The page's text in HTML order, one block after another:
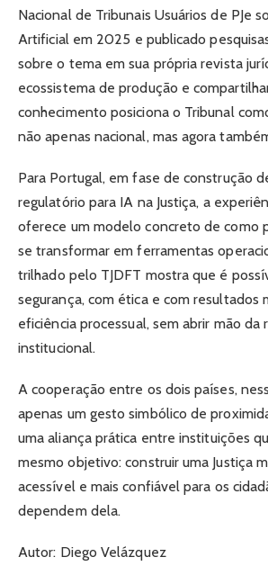
Nacional de Tribunais Usuários de PJe
Artificial em 2025 e publicado
sobre o tema em sua própria revista
ecossistema de produção e
conhecimento posiciona o Tribunal
não apenas nacional, mas agora
Para Portugal, em fase de construção
regulatório para IA na Justiça, a
oferece um modelo concreto de como
se transformar em ferramentas
trilhado pelo TJDFT mostra que é
segurança, com ética e com resultados
eficiência processual, sem abrir mão da
institucional.
A cooperação entre os dois países,
apenas um gesto simbólico de
uma aliança prática entre instituições
mesmo objetivo: construir uma Justiça
acessível e mais confiável para os
dependem dela.
Autor: Diego Velázquez